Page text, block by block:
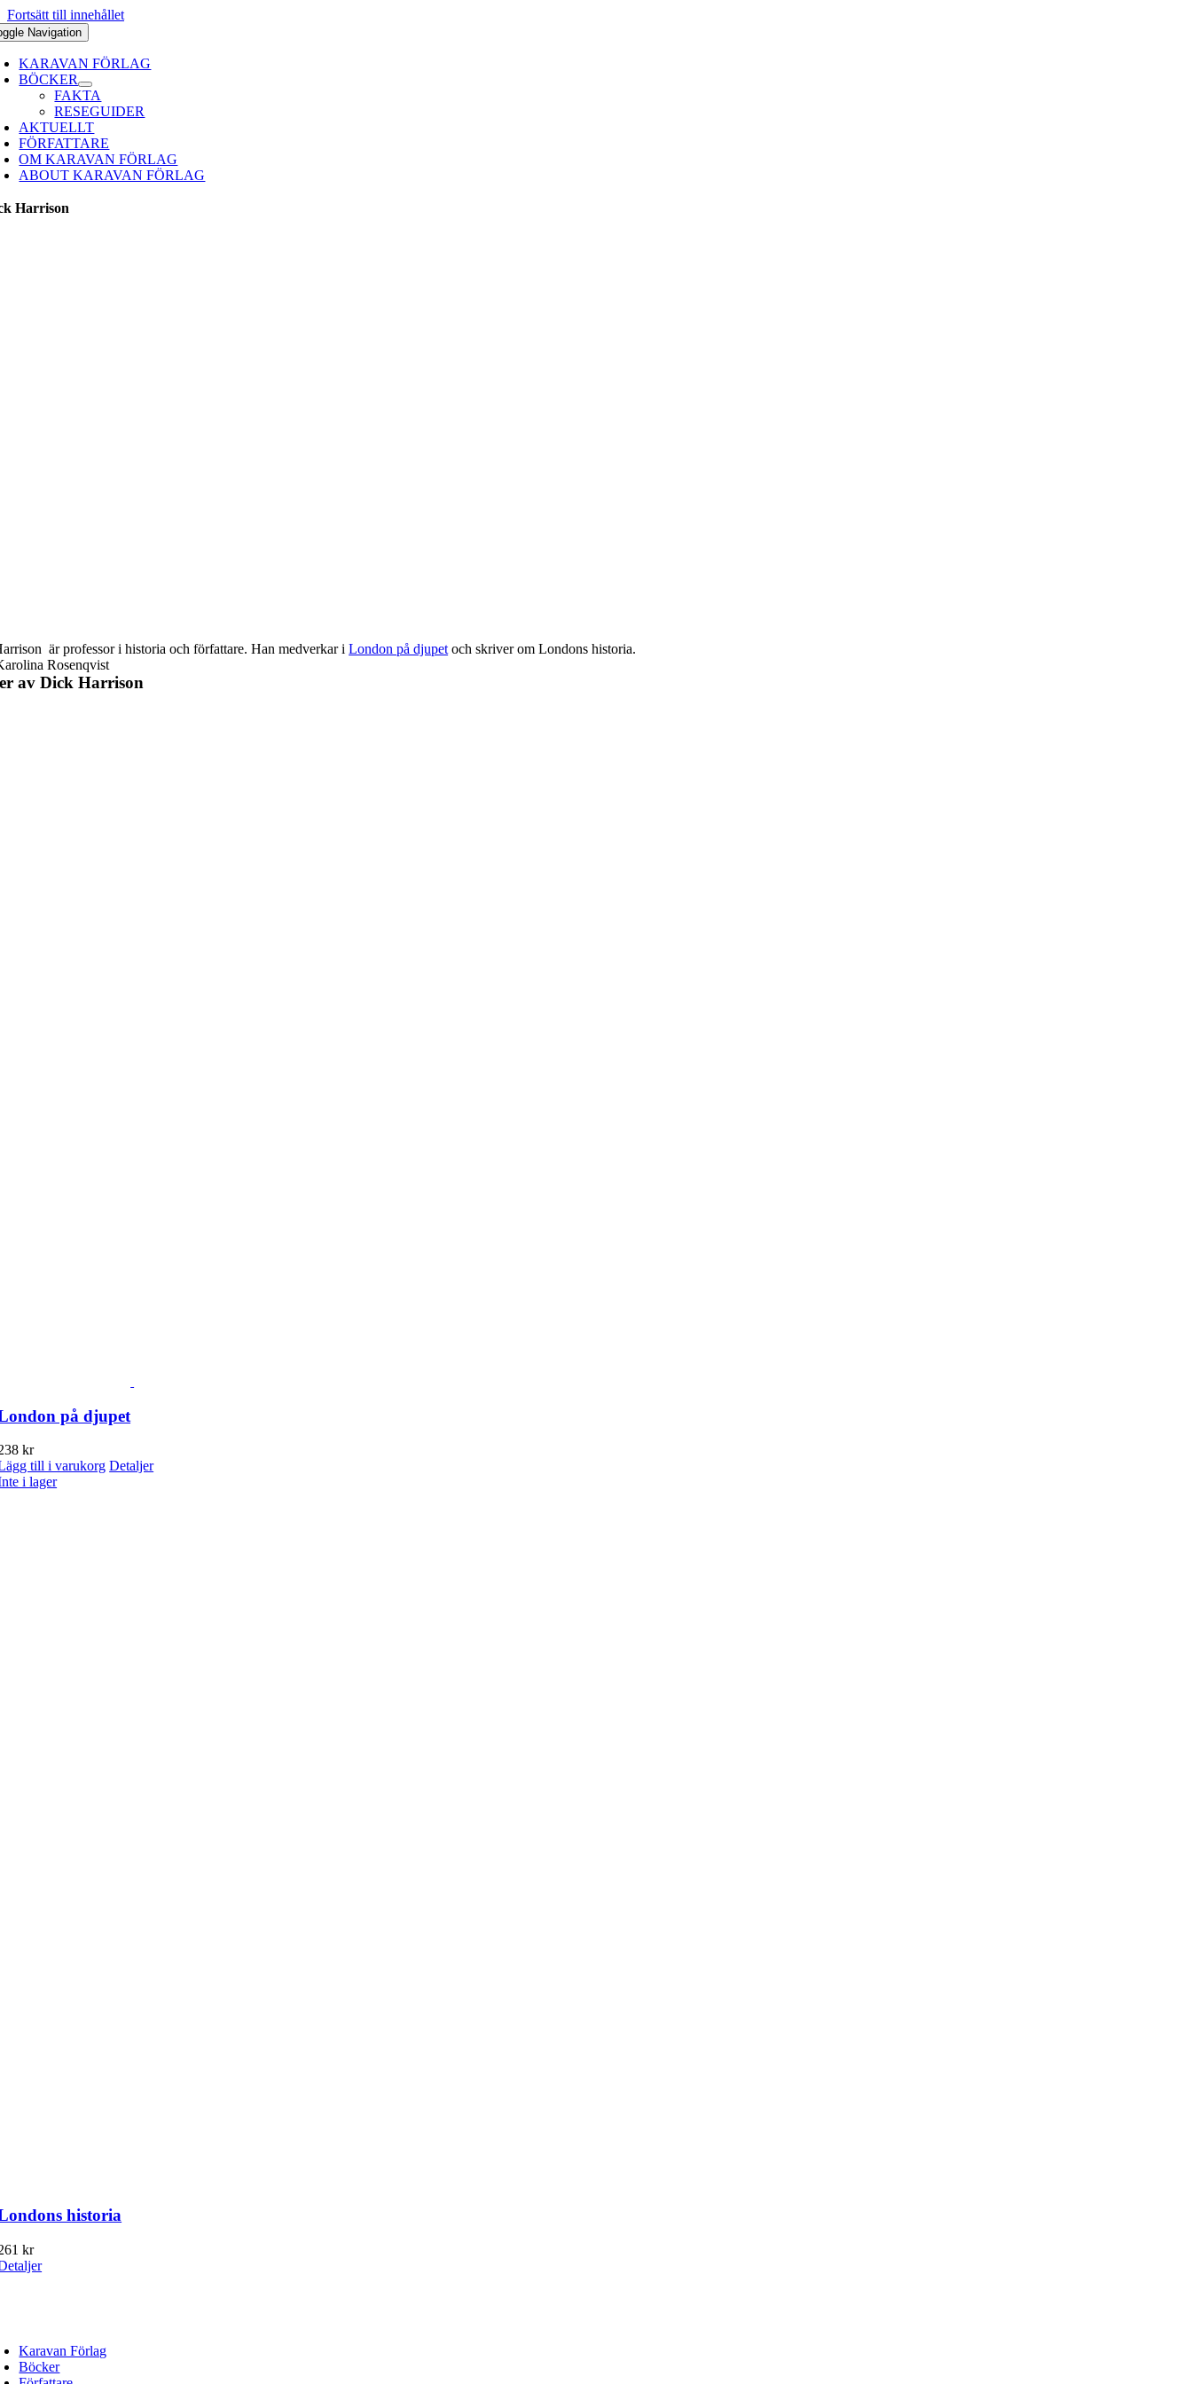
Fortsätt till innehållet
Navigation
KARAVAN FÖRLAG
BÖCKER
FAKTA
RESEGUIDER
AKTUELLT
FÖRFATTARE
OM KARAVAN FÖRLAG
ABOUT KARAVAN FÖRLAG
Harrison
är professor i historia och författare. Han medverkar iLondon på djupet och skriver om Londons historia.
Rosenqvist
av Dick Harrison
på djupet
kr
till i varukorg Detaljer
i lager
historia
kr
Karavan Förlag
Böcker